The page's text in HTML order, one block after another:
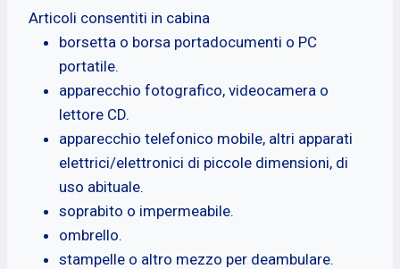
Articoli consentiti in cabina
borsetta o borsa portadocumenti o PC
portatile.
apparecchio fotografico, videocamera o
lettore CD.
apparecchio telefonico mobile, altri apparati
elettrici/elettronici di piccole dimensioni, di
uso abituale.
soprabito o impermeabile.
ombrello.
stampelle o altro mezzo per deambulare.